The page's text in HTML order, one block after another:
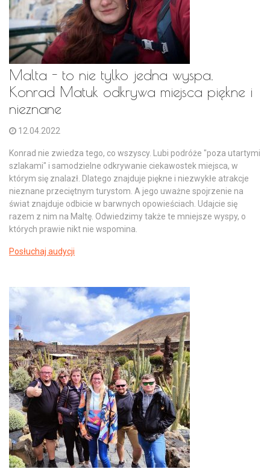
Malta - to nie tylko jedna wyspa.
Konrad Matuk odkrywa miejsca piękne i
nieznane
12.04.2022
Konrad nie zwiedza tego, co wszyscy. Lubi podróże "poza utartymi
szlakami" i samodzielne odkrywanie ciekawostek miejsca, w
którym się znalazł. Dlatego znajduje piękne i niezwykłe atrakcje
nieznane przeciętnym turystom. A jego uważne spojrzenie na
świat znajduje odbicie w barwnych opowieściach. Udajcie się
razem z nim na Maltę. Odwiedzimy także te mniejsze wyspy, o
których prawie nikt nie wspomina.
Posłuchaj audycji